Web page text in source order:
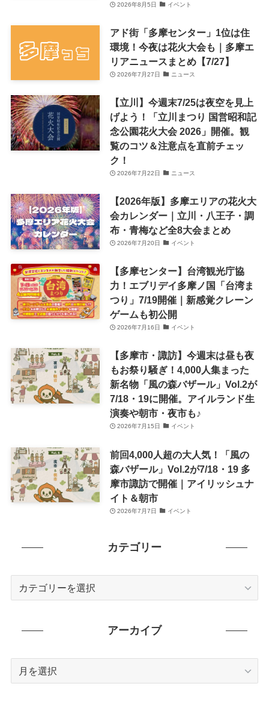
2026年8月5日 イベント
アド街「多摩センター」1位は住
環境！今夜は花火大会も｜多摩エ
リアニュースまとめ【7/27】
2026年7月27日 ニュース
【立川】今週末7/25は夜空を見上
げよう！「立川まつり 国営昭和記
念公園花火大会 2026」開催。観
覧のコツ＆注意点を直前チェッ
ク！
2026年7月22日 ニュース
【2026年版】多摩エリアの花火大
会カレンダー｜立川・八王子・調
布・青梅など全8大会まとめ
2026年7月20日 イベント
【多摩センター】台湾観光庁協
力！エブリデイ多摩ノ国「台湾ま
つり」7/19開催｜新感覚クレーン
ゲームも初公開
2026年7月16日 イベント
【多摩市・諏訪】今週末は昼も夜
もお祭り騒ぎ！4,000人集まった
新名物「風の森バザール」Vol.2が
7/18・19に開催。アイルランド生
演奏や朝市・夜市も♪
2026年7月15日 イベント
前回4,000人超の大人気！「風の
森バザール」Vol.2が7/18・19 多
摩市諏訪で開催｜アイリッシュナ
イト＆朝市
2026年7月7日 イベント
カテゴリー
アーカイブ